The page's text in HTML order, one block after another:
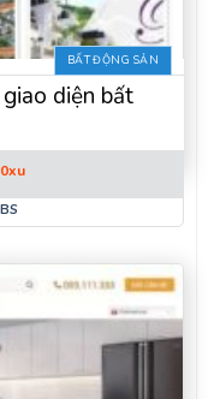
BẤT ĐỘNG SẢN
diện bất
xuGiá
tại